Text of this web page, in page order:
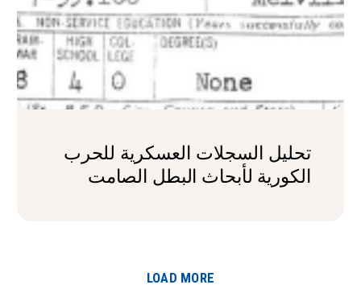
تحليل السجلات العسكرية للحرب
الكورية لأبحاث البطل الصامت
LOAD MORE